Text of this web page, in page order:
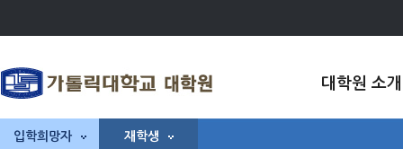
대학원 소개
입학희망자 재학생